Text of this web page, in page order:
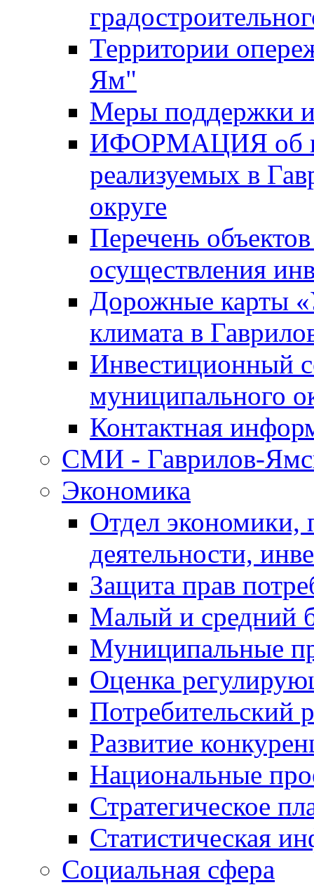
Территории
Ям"
Меры поддержки
ИФОРМАЦИЯ об
реализуемых в
округе
Перечень
осуществления
Дорожные карты
климата в
Инвестиционный
муниципального
Контактная
СМИ - Гаврилов-
Экономика
Отдел экономики,
деятельности,
Защита прав
Малый и средний
Муниципальные
Оценка
Потребительский
Развитие
Национальные
Стратегическое
Статистическая
Социальная сфера